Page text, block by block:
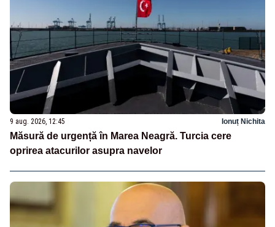
9 aug. 2026, 12:45 Ionuț Nichita
Măsură de urgență în Marea Neagră. Turcia cere
oprirea atacurilor asupra navelor